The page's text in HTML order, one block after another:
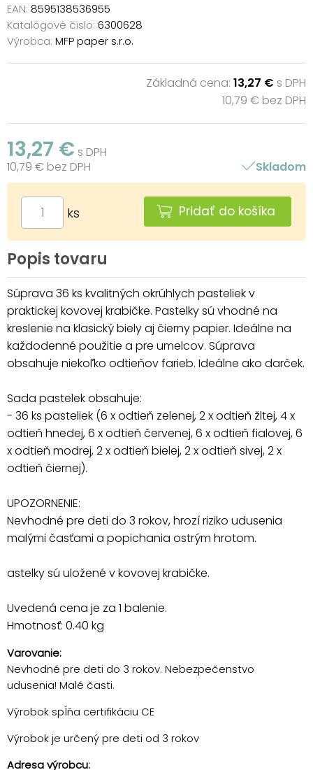
EAN: 8595138536955
Katalógové čislo: 6300628
Výrobca: MFP paper s.r.o.
Základná cena: 13,27 € s DPH
10,79 € bez DPH
13,27 € s DPH
10,79 € bez DPH
Skladom
ks Pridať do košíka
Popis tovaru
Súprava 36 ks kvalitných okrúhlych pasteliek v
praktickej kovovej krabičke. Pastelky sú vhodné na
kreslenie na klasický biely aj čierny papier. Ideálne na
každodenné použitie a pre umelcov. Súprava
obsahuje niekoľko odtieňov farieb. Ideálne ako darček.
Sada pastelek obsahuje:
- 36 ks pasteliek (6 x odtieň zelenej, 2 x odtieň žltej, 4 x
odtieň hnedej, 6 x odtieň červenej, 6 x odtieň fialovej, 6
x odtieň modrej, 2 x odtieň bielej, 2 x odtieň sivej, 2 x
odtieň čiernej).
UPOZORNENIE:
Nevhodné pre deti do 3 rokov, hrozí riziko udusenia
malými časťami a popichania ostrým hrotom.
astelky sú uložené v kovovej krabičke.
Uvedená cena je za 1 balenie.
Hmotnosť: 0.40 kg
Varovanie:
Nevhodné pre deti do 3 rokov. Nebezpečenstvo
udusenia! Malé časti.
Výrobok spĺňa certifikáciu CE
Výrobok je určený pre deti od 3 rokov
Adresa výrobcu: